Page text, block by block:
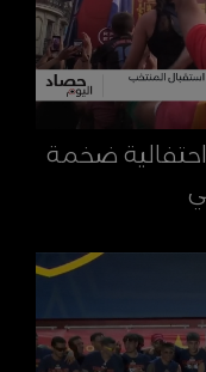
ضخمة